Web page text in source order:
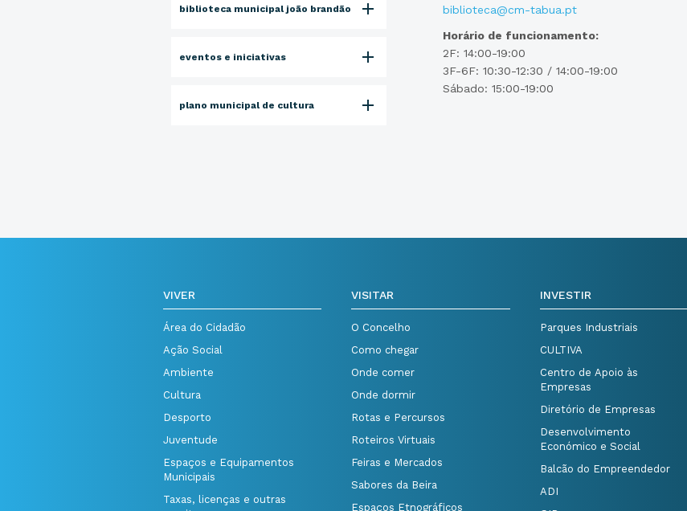
biblioteca municipal joão brandão
eventos e iniciativas
plano municipal de cultura
biblioteca@cm-tabua.pt
Horário de funcionamento:
2F: 14:00-19:00
3F-6F: 10:30-12:30 / 14:00-19:00
Sábado: 15:00-19:00
VIVER
Área do Cidadão
Ação Social
Ambiente
Cultura
Desporto
Juventude
Espaços e Equipamentos
Municipais
Taxas, licenças e outras
VISITAR
O Concelho
Como chegar
Onde comer
Onde dormir
Rotas e Percursos
Roteiros Virtuais
Feiras e Mercados
Sabores da Beira
Espaços Etnográficos
INVESTIR
Parques Industriais
CULTIVA
Centro de Apoio às
Empresas
Diretório de Empresas
Desenvolvimento
Económico e Social
Balcão do Empreendedor
ADI